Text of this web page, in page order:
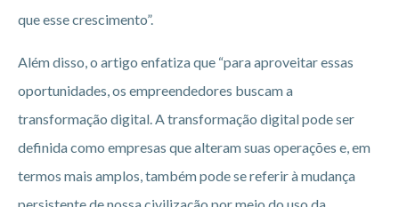
que esse crescimento”.
Além disso, o artigo enfatiza que “para aproveitar essas
oportunidades, os empreendedores buscam a
transformação digital. A transformação digital pode ser
definida como empresas que alteram suas operações e, em
termos mais amplos, também pode se referir à mudança
persistente de nossa civilização por meio do uso da